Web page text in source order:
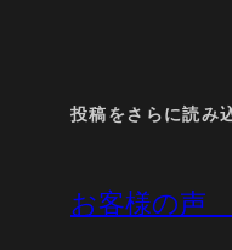
投稿をさらに読み
お客様の声